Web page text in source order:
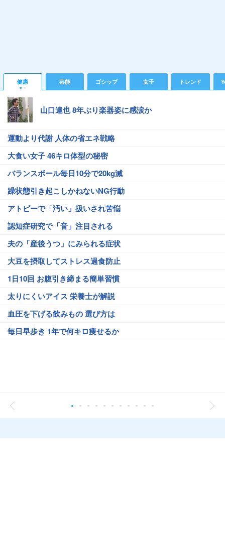
健康 芸能 ゴシップ 女子 トレンド
山口達也 8年ぶり楽器姿に感涙か
運動より代謝 人体の省エネ戦略
大食い女子 46キロ体型の秘密
バランスボール毎日10分で20kg減
躁状態引き起こしかねないNG行動
アトピーで「汚い」扱いされ苦悩
認知症研究で「音」注目される
夫の「産後うつ」にみられる症状
大豆を摂取してストレス過食防止
1日10回 お腹引き締まる簡単習慣
太りにくいアイス 栄養士が解説
血圧を下げる飲みもの 選び方は
毎日早歩き 1年で何キロ痩せるか